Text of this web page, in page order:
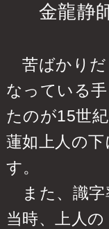
金龍静
苦ばかりだ
なっている
たのが15世
蓮如上人の
す。
また、識字
当時、上人